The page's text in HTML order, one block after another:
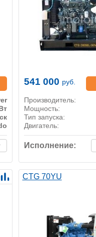
541 000 руб.
Производитель:
Мощность:
Тип запуска:
Двигатель:
Исполнение:
CTG 70YU